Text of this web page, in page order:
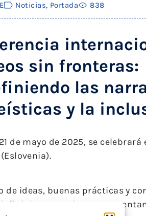
Noticias, Portada 838
sin fronteras:
las
y la
de mayo de 2025, se celebrará
ideas, buenas prácticas y
las narrativas que